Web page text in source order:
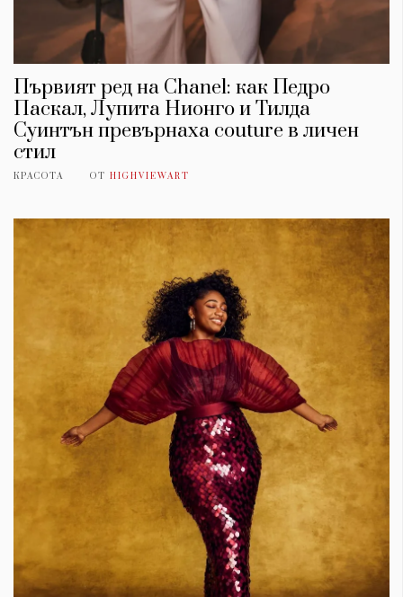
Първият ред на Chanel: как Педро
Паскал, Лупита Нионго и Тилда
Суинтън превърнаха couture в личен
стил
КРАСОТА ОТ HIGHVIEWART